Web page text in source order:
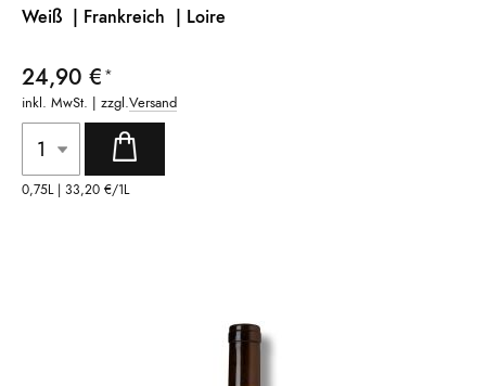
Weiß | Frankreich | Loire
24,90 €
inkl. MwSt. | zzgl.Versand
0,75L | 33,20 €/1L